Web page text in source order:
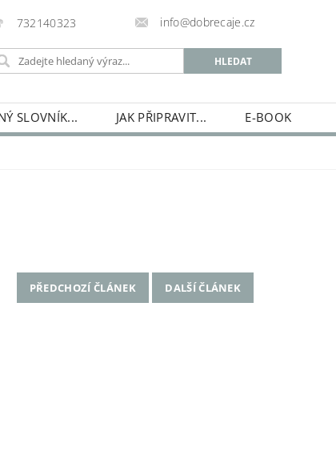
732140323 info@dobrecaje.cz
SLOVNÍK... JAK PŘIPRAVIT...
E-BOOK
PŘEDCHOZÍ ČLÁNEK DALŠÍ ČLÁNEK